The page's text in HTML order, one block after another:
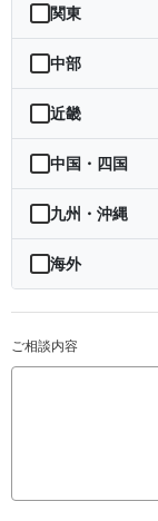
北海道
青森県
岩手県
宮城県
秋田県
関東
茨城県
栃木県
群馬県
埼玉県
千葉県
神奈川県
中部
新潟県
富山県
石川県
福井県
長野県
近畿
三重県
滋賀県
京都府
兵庫県
中国・四国
鳥取県
島根県
広島県
香川県
九州・沖縄
福岡県
佐賀県
長崎県
宮崎県
海外
海外
ご相談内容